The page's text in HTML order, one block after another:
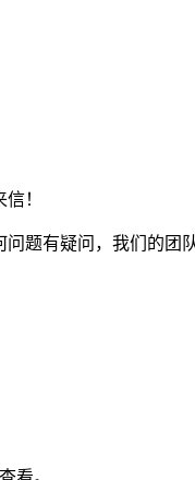
！
题有疑问，我们的团